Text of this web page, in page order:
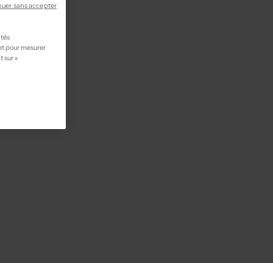
pour mesurer
sur «
sans accepter